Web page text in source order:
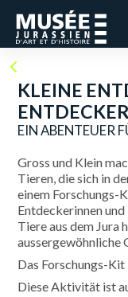
KLEINE
ENTDECKER
EIN ABENTEUER
Gross und Klein
Tieren, die sich in
einem Forschungs-
Entdeckerinnen
Tiere aus dem Jura
aussergewöhnliche
Das Forschungs-
Diese Aktivität ist